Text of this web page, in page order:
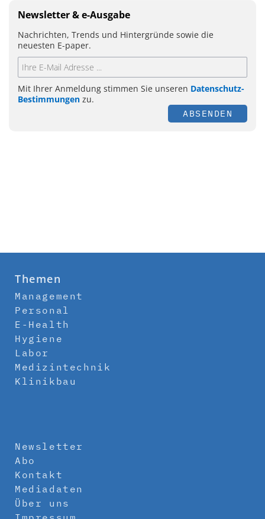
Newsletter & e-Ausgabe
Nachrichten, Trends und Hintergründe sowie die
neuesten E-paper.
Mit Ihrer Anmeldung stimmen Sie unseren Datenschutz-
Bestimmungen zu.
ABSENDEN
Themen
Management
Personal
E-Health
Hygiene
Labor
Medizintechnik
Klinikbau
Newsletter
Abo
Kontakt
Mediadaten
Über uns